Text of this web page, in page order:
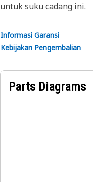
untuk suku cadang ini.
Informasi Garansi
Kebijakan Pengembalian
Parts Diagrams